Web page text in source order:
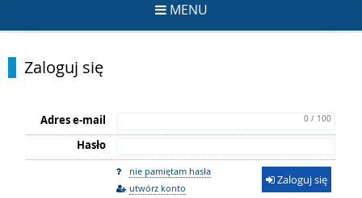
MENU
Zaloguj się
Adres e-mail 0 / 100
Hasło
nie pamiętam hasła
utwórz konto
Zaloguj się